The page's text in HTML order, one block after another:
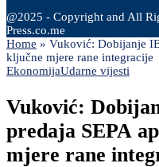
@2025 - Copyright and All
Press.co.me
Home » Vuković: Dobijanje
ključne mjere rane integracije
EkonomijaUdarne vijesti
Vuković:
predaja SEPA
mjere rane